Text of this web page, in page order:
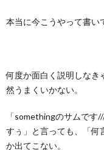
本当に今こうやって書い
何度か面白く説明しなき
然うまくいかない。
「somethingのサムで
すぅ」と言っても、「何
か出てこない。